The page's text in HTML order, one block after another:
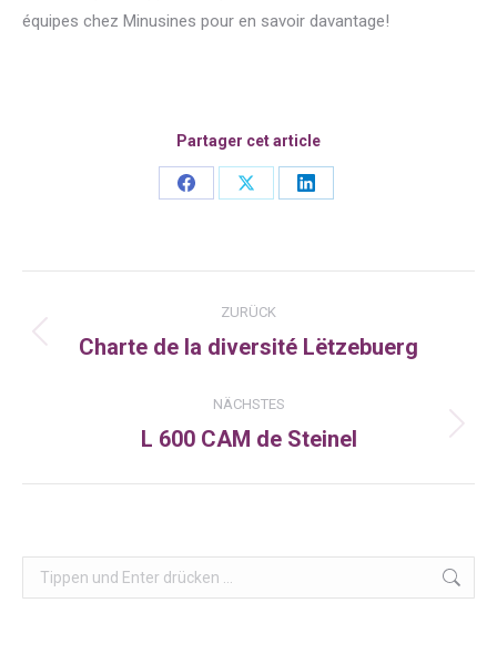
équipes chez Minusines pour en savoir davantage!
Partager cet article
Share
Share
Share
Kommentarnavigation
ZURÜCK
Vorheriger
Charte de la diversité Lëtzebuerg
NÄCHSTES
Nächster
L 600 CAM de Steinel
Search: